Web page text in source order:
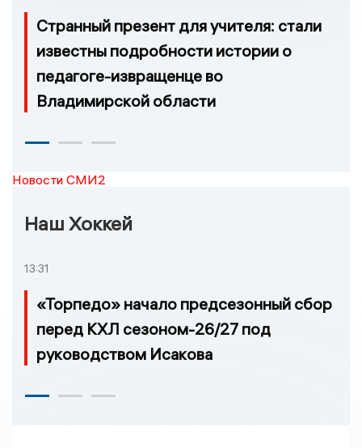
Странный презент для учителя: стали
известны подробности истории о
педагоге-извращенце во
Владимирской области
Новости СМИ2
Наш Хоккей
13:31
«Торпедо» начало предсезонный сбор
перед КХЛ сезоном-26/27 под
руководством Исакова